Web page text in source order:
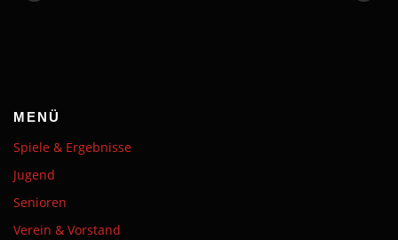
MENÜ
Spiele & Ergebnisse
Jugend
Senioren
Verein & Vorstand